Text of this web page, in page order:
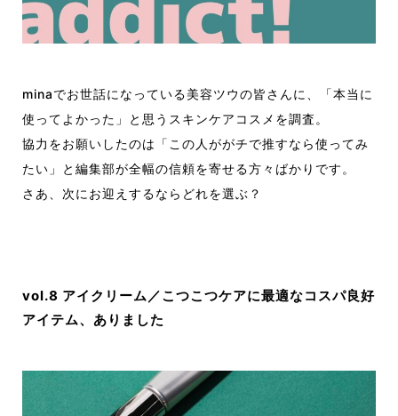
minaでお世話になっている美容ツウの皆さんに、「本当に
使ってよかった」と思うスキンケアコスメを調査。
協力をお願いしたのは「この人ががチで推すなら使ってみ
たい」と編集部が全幅の信頼を寄せる方々ばかりです。
さあ、次にお迎えするならどれを選ぶ？
vol.8 アイクリーム／こつこつケアに最適なコスパ良好
アイテム、ありました